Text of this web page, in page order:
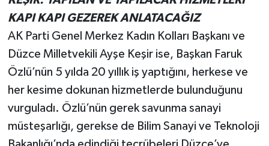
KAPI KAPI GEZEREK ANLATACAĞIZ
AK Parti Genel Merkez Kadın Kolları Başkanı ve
Düzce Milletvekili Ayşe Keşir ise, Başkan Faruk
Özlü’nün 5 yılda 20 yıllık iş yaptığını, herkese ve
her kesime dokunan hizmetlerde bulunduğunu
vurguladı. Özlü’nün gerek savunma sanayi
müsteşarlığı, gerekse de Bilim Sanayi ve Teknoloji